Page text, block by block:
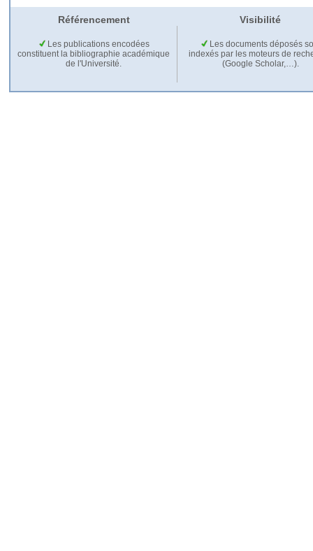
Référencement Visibilité
Les publications encodées
constituent la bibliographie académique
de l'Université.
Les documents déposés
indexés par les moteurs de
(Google Scholar,…).